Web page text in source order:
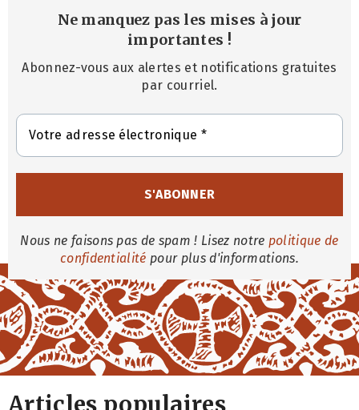
Ne manquez pas les mises à jour
importantes !
Abonnez-vous aux alertes et notifications gratuites
par courriel.
Nous ne faisons pas de spam ! Lisez notre politique de
confidentialité pour plus d'informations.